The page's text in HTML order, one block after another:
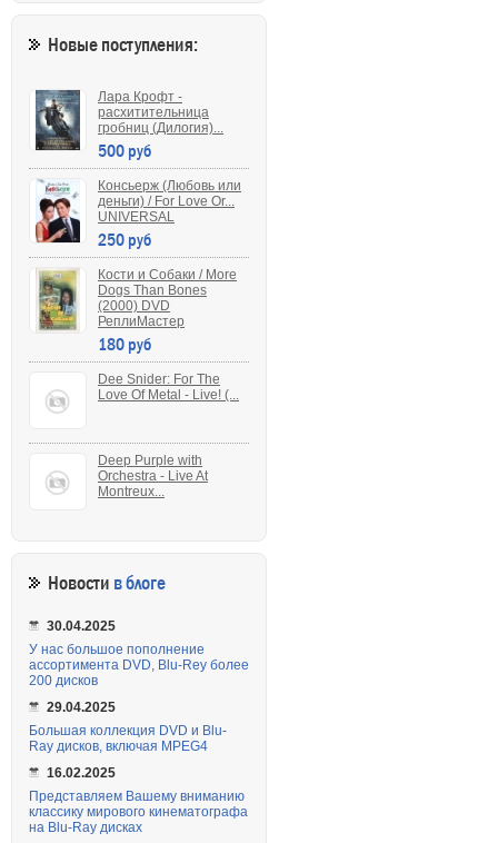
Новые поступления:
Лара Крофт -
расхитительница
гробниц (Дилогия)...
500 руб
Консьерж (Любовь или
деньги) / For Love Or...
UNIVERSAL
250 руб
Кости и Собаки / More
Dogs Than Bones
(2000) DVD
РеплиМастер
180 руб
Dee Snider: For The
Love Of Metal - Live! (...
Deep Purple with
Orchestra - Live At
Montreux...
Новости в блоге
30.04.2025
У нас большое пополнение
ассортимента DVD, Blu-Rey более
200 дисков
29.04.2025
Большая коллекция DVD и Blu-
Ray дисков, включая MPEG4
16.02.2025
Представляем Вашему вниманию
классику мирового кинематографа
на Blu-Ray дисках